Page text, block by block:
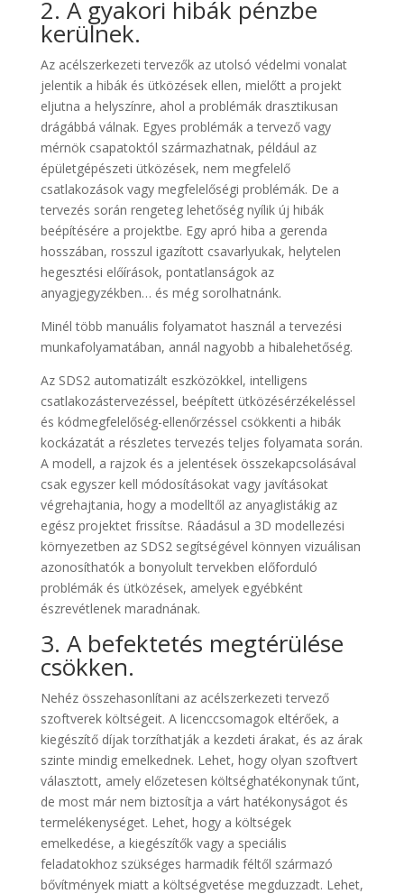
2. A gyakori hibák pénzbe
kerülnek.
Az acélszerkezeti tervezők az utolsó védelmi vonalat
jelentik a hibák és ütközések ellen, mielőtt a projekt
eljutna a helyszínre, ahol a problémák drasztikusan
drágábbá válnak. Egyes problémák a tervező vagy
mérnök csapatoktól származhatnak, például az
épületgépészeti ütközések, nem megfelelő
csatlakozások vagy megfelelőségi problémák. De a
tervezés során rengeteg lehetőség nyílik új hibák
beépítésére a projektbe. Egy apró hiba a gerenda
hosszában, rosszul igazított csavarlyukak, helytelen
hegesztési előírások, pontatlanságok az
anyagjegyzékben… és még sorolhatnánk.
Minél több manuális folyamatot használ a tervezési
munkafolyamatában, annál nagyobb a hibalehetőség.
Az SDS2 automatizált eszközökkel, intelligens
csatlakozástervezéssel, beépített ütközésérzékeléssel
és kódmegfelelőség-ellenőrzéssel csökkenti a hibák
kockázatát a részletes tervezés teljes folyamata során.
A modell, a rajzok és a jelentések összekapcsolásával
csak egyszer kell módosításokat vagy javításokat
végrehajtania, hogy a modelltől az anyaglistákig az
egész projektet frissítse. Ráadásul a 3D modellezési
környezetben az SDS2 segítségével könnyen vizuálisan
azonosíthatók a bonyolult tervekben előforduló
problémák és ütközések, amelyek egyébként
észrevétlenek maradnának.
3. A befektetés megtérülése
csökken.
Nehéz összehasonlítani az acélszerkezeti tervező
szoftverek költségeit. A licenccsomagok eltérőek, a
kiegészítő díjak torzíthatják a kezdeti árakat, és az árak
szinte mindig emelkednek. Lehet, hogy olyan szoftvert
választott, amely előzetesen költséghatékonynak tűnt,
de most már nem biztosítja a várt hatékonyságot és
termelékenységet. Lehet, hogy a költségek
emelkedése, a kiegészítők vagy a speciális
feladatokhoz szükséges harmadik féltől származó
bővítmények miatt a költségvetése megduzzadt. Lehet,